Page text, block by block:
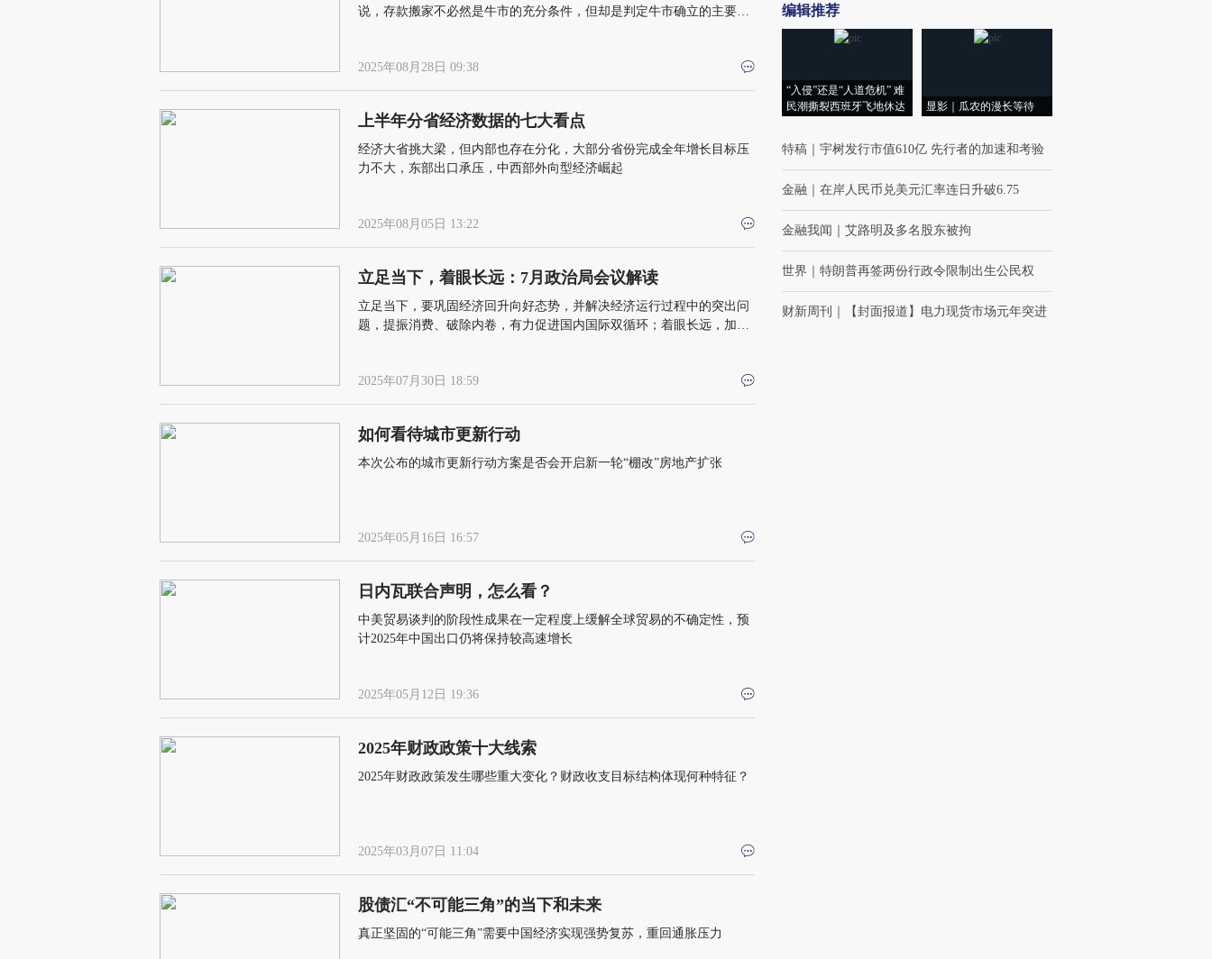
说，存款搬家不必然是牛市的充分条件，但却是判定牛市确立的主要条
2025年08月28日 09:38
上半年分省经济数据的七大看点
经济大省挑大梁，但内部也存在分化，大部分省份完成全年增长目标压
力不大，东部出口承压，中西部外向型经济崛起
2025年08月05日 13:22
立足当下，着眼长远：7月政治局会议解读
立足当下，要巩固经济回升向好态势，并解决经济运行过程中的突出问
题，提振消费、破除内卷，有力促进国内国际双循环；着眼长远，加速
2025年07月30日 18:59
如何看待城市更新行动
本次公布的城市更新行动方案是否会开启新一轮“棚改”房地产扩张
2025年05月16日 16:57
日内瓦联合声明，怎么看？
中美贸易谈判的阶段性成果在一定程度上缓解全球贸易的不确定性，预
计2025年中国出口仍将保持较高速增长
2025年05月12日 19:36
2025年财政政策十大线索
2025年财政政策发生哪些重大变化？财政收支目标结构体现何种特征？
2025年03月07日 11:04
股债汇“不可能三角”的当下和未来
真正坚固的“可能三角”需要中国经济实现强势复苏，重回通胀压力
编辑推荐
“入侵”还是“人道危机” 难
民潮撕裂西班牙飞地休达
显影｜瓜农的漫长等待
特稿 宇树发行市值610亿 先行者的加速和考验
金融 在岸人民币兑美元汇率连日升破6.75
金融我闻 艾路明及多名股东被拘
世界 特朗普再签两份行政令限制出生公民权
财新周刊 【封面报道】电力现货市场元年突进